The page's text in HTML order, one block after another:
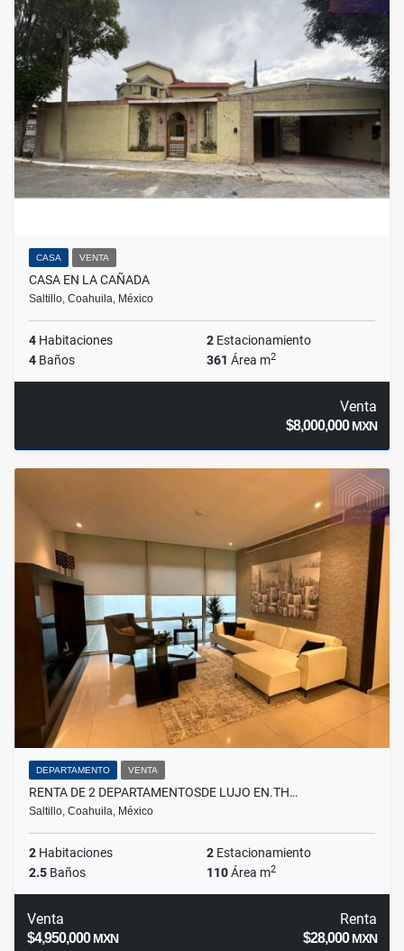
CASA VENTA
CASA EN LA CAÑADA
Saltillo, Coahuila, México
4 Habitaciones 2 Estacionamiento
4 Baños 361 Área m2
Venta
$8,000,000MXN
DEPARTAMENTO VENTA
RENTA DE 2 DEPARTAMENTOSDE LUJO EN.TH…
Saltillo, Coahuila, México
2 Habitaciones 2 Estacionamiento
2.5 Baños 110Área m2
Venta
$4,950,000MXN
Renta
$28,000MXN